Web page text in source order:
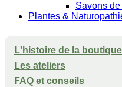
Savons
Plantes &
L'histoire de la boutique
Les ateliers
FAQ et conseils